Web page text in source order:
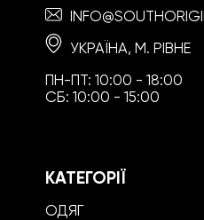
УКРАЇНА, М. РІВНЕ
ПН-ПТ: 10:00 - 18:00
СБ: 10:00 - 15:00
КАТЕГОРІЇ
ОДЯГ